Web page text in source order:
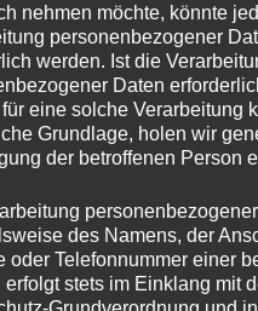
ES GESCHAFFT!
nehmen möchte, könnte
personenbezogener
werden. Ist die
Daten
für eine solche Verarbeitung
Grundlage, holen wir
der betroffenen Person
des Namens, der
oder Telefonnummer einer
erfolgt stets im Einklang mit